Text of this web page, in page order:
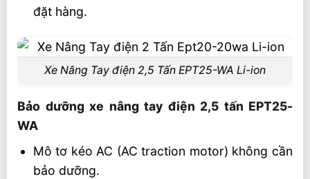
đặt hàng.
Xe Nâng Tay điện 2,5 Tấn EPT25-WA Li-ion
Bảo dưỡng xe nâng tay điện 2,5 tấn EPT25-
WA
Mô tơ kéo AC (AC traction motor) không cần
bảo dưỡng.